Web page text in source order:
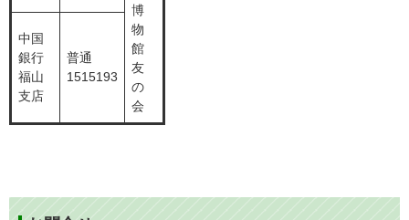
博
物
館
友
の
会
中国
銀行
福山
支店
普通
1515193